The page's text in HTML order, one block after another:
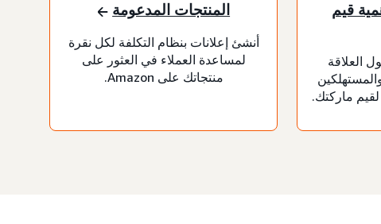
قيم
العلاقة
ماركتك.
المنتجات المدعومة
أنشئ إعلانات بنظام التكلفة لكل نقرة
لمساعدة العملاء في العثور على
منتجاتك على Amazon.